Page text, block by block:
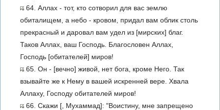
64. Аллах - тот, кто сотворил для вас землю
обиталищем, а небо - кровом, придал вам облик столь
прекрасный и даровал вам удел из [мирских] благ.
Таков Аллах, ваш Господь. Благословен Аллах,
Господь [обитателей] миров!
65. Он - [вечно] живой, нет бога, кроме Него. Так
взывайте же к Нему в вашей искренней вере. Хвала
Аллаху, Господу обитателей миров!
66. Скажи [, Мухаммад]: "Воистину, мне запрещено